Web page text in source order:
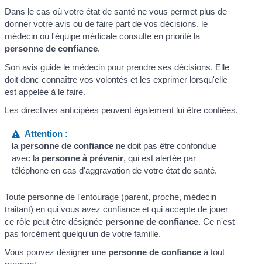
Dans le cas où votre état de santé ne vous permet plus de
donner votre avis ou de faire part de vos décisions, le
médecin ou l'équipe médicale consulte en priorité la
personne de confiance.
Son avis guide le médecin pour prendre ses décisions. Elle
doit donc connaître vos volontés et les exprimer lorsqu'elle
est appelée à le faire.
Lesdirectives anticipées peuvent également lui être confiées.
Attention :
la personne de confiancene doit pas être confondue
avec la personne à prévenir, qui est alertée par
téléphone en cas d'aggravation de votre état de santé.
Toute personne de l'entourage (parent, proche, médecin
traitant) en qui vous avez confiance et qui accepte de jouer
ce rôle peut être désignée personne de confiance. Ce n'est
pas forcément quelqu'un de votre famille.
Vous pouvez désigner une personne de confiance à tout